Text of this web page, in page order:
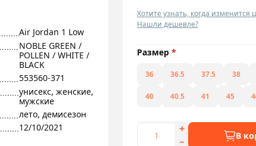
Хотите узнать, когда изменится
Нашли дешевле?
Размер *
36 36.5 37.5 38
40 40.5 41 45
В
Air Jordan 1 Low
NOBLE GREEN /
POLLEN / WHITE /
BLACK
553560-371
унисекс, женские,
мужские
лето, демисезон
12/10/2021